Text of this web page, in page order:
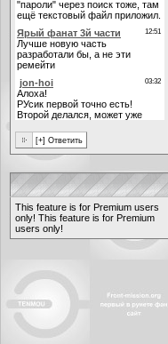
This feature is for Premium users
only! This feature is for Premium
users only!